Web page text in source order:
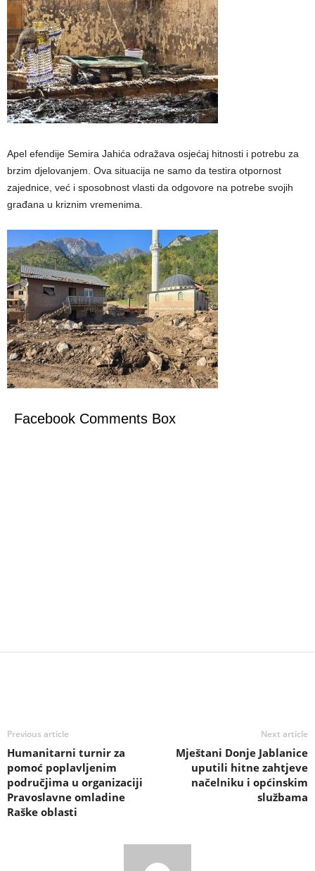
Apel efendije Semira Jahića odražava osjećaj hitnosti i potrebu za
brzim djelovanjem. Ova situacija ne samo da testira otpornost
zajednice, već i sposobnost vlasti da odgovore na potrebe svojih
građana u kriznim vremenima.
Facebook Comments Box
Previous article
Humanitarni turnir za
pomoć poplavljenim
područjima u organizaciji
Pravoslavne omladine
Raške oblasti
Next article
Mještani Donje Jablanice
uputili hitne zahtjeve
načelniku i općinskim
službama